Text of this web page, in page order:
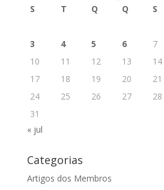
S T Q Q S
3
4 5 6 7
10
11 12 13 14
17
18 19 20 21
24
25 26 27 28
31
« jul
Categorias
Artigos dos Membros